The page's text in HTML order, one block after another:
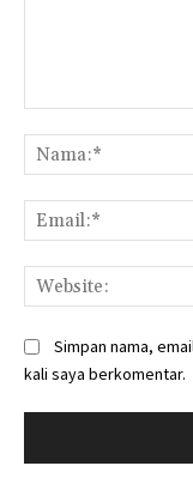
Simpan nama,
kali saya berkomentar.